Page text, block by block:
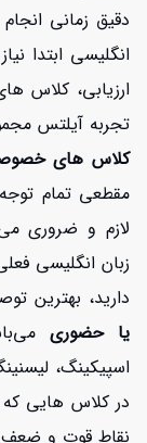
دقیق زمانی
انگلیسی ابتدا
ارزیابی، کلاس
تجربه آیلتس
کلاس های
مقطعی تمام
لازم و ضروری
زبان انگلیسی
دارید، بهترین
یا حضوری
اسپیکینگ،
در کلاس هایی که
نقاط قوت و